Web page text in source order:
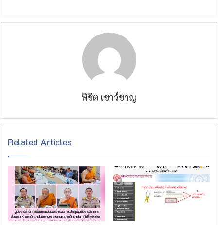
พิชิต เชาว์ชาญ
Related Articles